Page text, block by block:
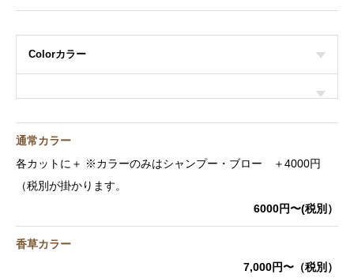
Colorカラー
通常カラー
各カットに＋ ※カラーのみはシャンプー・ブロー ＋4000円
（税別が掛かります。
6000円〜(税別）
香草カラー
7,000円〜（税別）